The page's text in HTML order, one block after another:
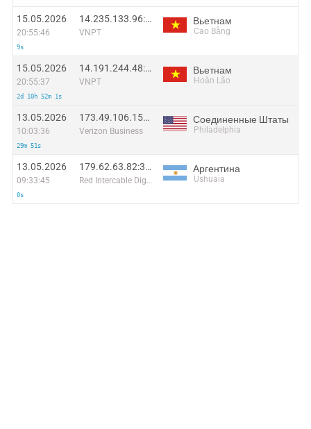
15.05.2026
20:55:46
9s
14.235.133.96:58882
VNPT
Вьетнам
Cao Bằng
15.05.2026
20:55:37
2d 10h 52m 1s
14.191.244.48:13594
VNPT
Вьетнам
Hoàn Lão
13.05.2026
10:03:36
29m 51s
173.49.106.154:46907
Verizon Business
Соединенные Штаты
Philadelphia
13.05.2026
09:33:45
0s
179.62.63.82:31583
Red Intercable Digital S.A.
Аргентина
Ushuaia